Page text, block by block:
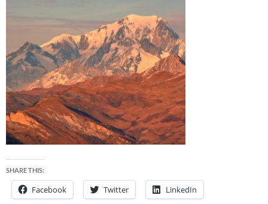
SHARE THIS:
Facebook Twitter LinkedIn